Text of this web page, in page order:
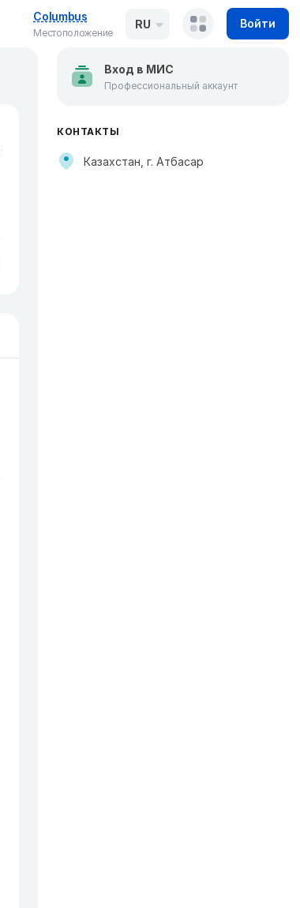
Columbus
Местоположение
RU Войти
Вход в МИС
Профессиональный аккаунт
КОНТАКТЫ
Казахстан, г. Атбасар